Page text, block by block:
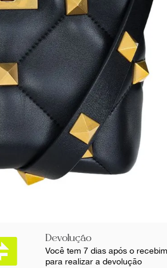
Devolução
Você tem 7 dias após o
para realizar a devolução